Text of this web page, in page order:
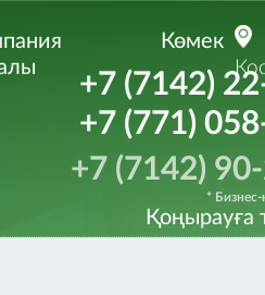
Көмек
+7 (7142)
+7 (771)
+7 (7142)
* Бизнес-
Қоңырауға